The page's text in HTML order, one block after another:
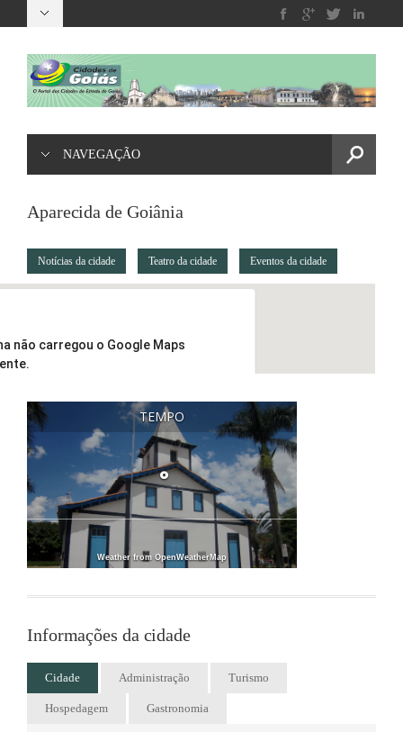
NAVEGAÇÃO
Aparecida de Goiânia
Notícias da cidade Teatro da cidade Eventos da cidade
não carregou o Google Maps
deste site? TEMPO
°
Weather from OpenWeatherMap
Informações da cidade
Cidade Administração Turismo
Hospedagem Gastronomia